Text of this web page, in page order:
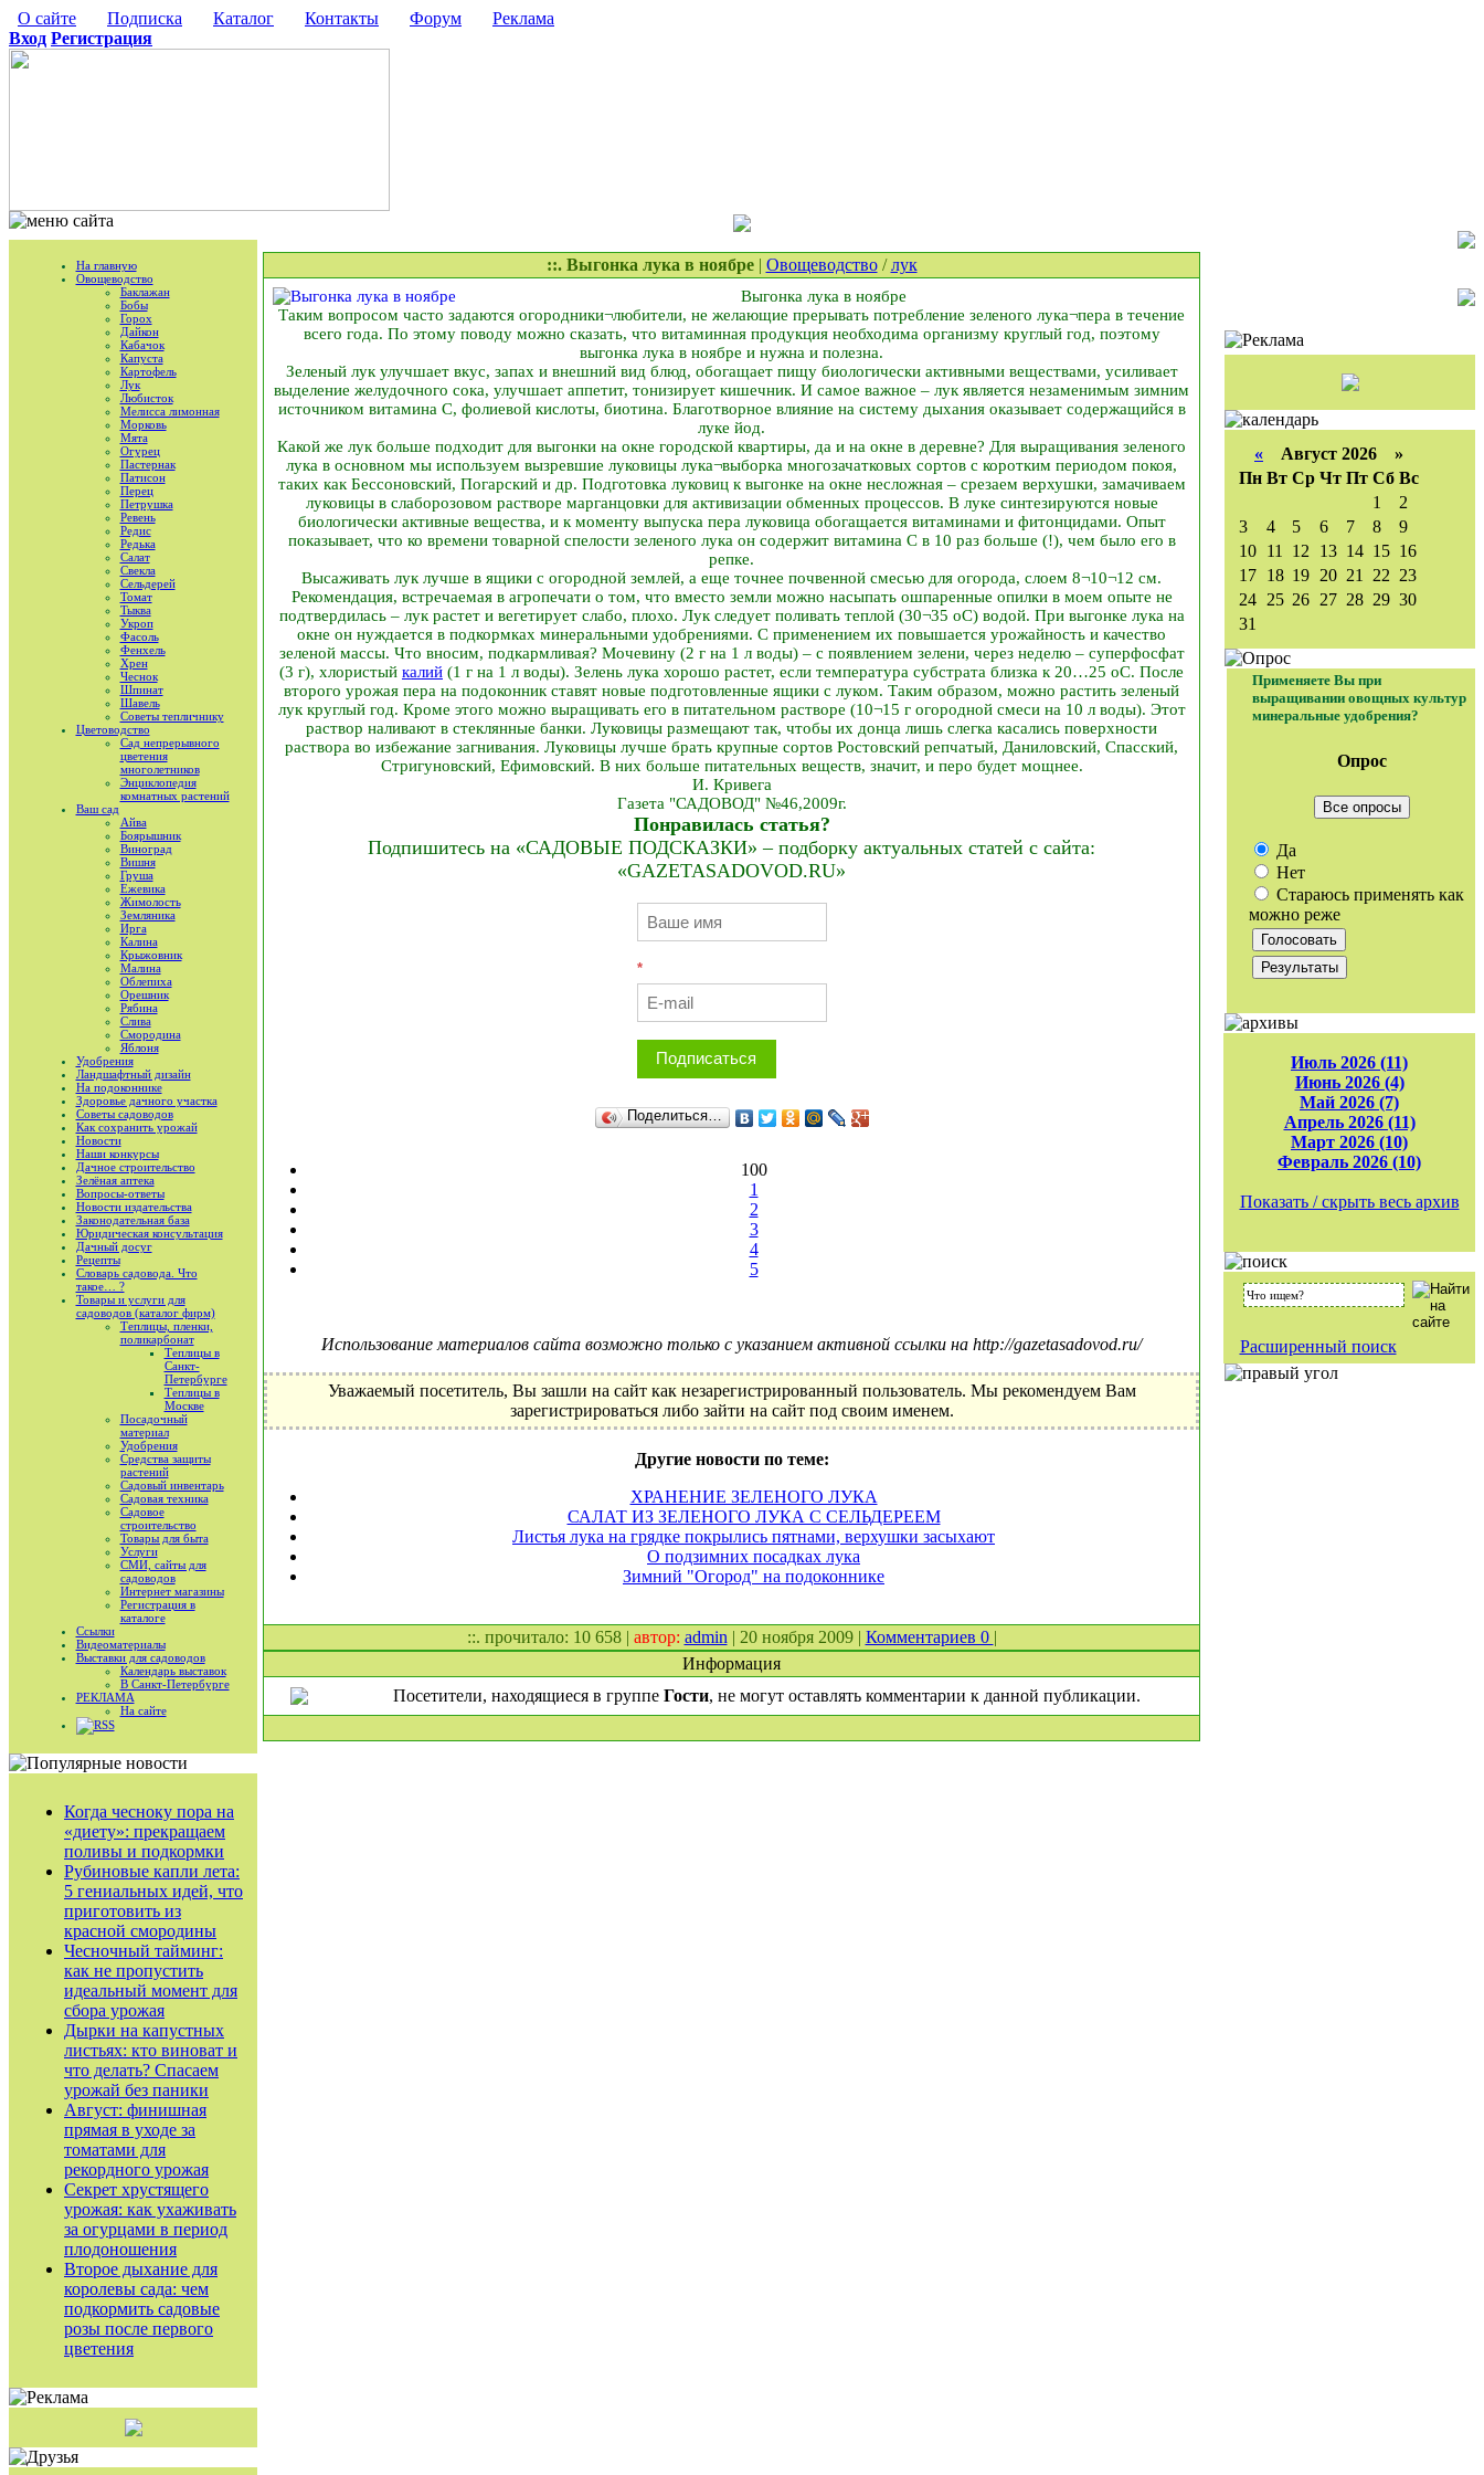
О сайте Подписка Каталог Контакты Форум
Реклама
Вход Регистрация
На главную
Овощеводство
Баклажан
Бобы
Горох
Дайкон
Кабачок
Капуста
Картофель
Лук
Любисток
Мелисса лимонная
Морковь
Мята
Огурец
Пастернак
Патисон
Перец
Петрушка
Ревень
Редис
Редька
Салат
Свекла
Сельдерей
Томат
Тыква
Укроп
Фасоль
Фенхель
Хрен
Чеснок
Шпинат
Шавель
Советы тепличнику
Цветоводство
Сад непрерывного
цветения
многолетников
Энциклопедия
комнатных растений
Ваш сад
Айва
Боярышник
Виноград
Вишня
Груша
Ежевика
Жимолость
Земляника
Ирга
Калина
Крыжовник
Малина
Облепиха
Орешник
Рябина
Слива
Смородина
Яблоня
Удобрения
Ландшафтный дизайн
На подоконнике
Здоровье дачного участка
Советы садоводов
Как сохранить урожай
Новости
Наши конкурсы
Дачное строительство
Зелёная аптека
Вопросы-ответы
Новости издательства
Законодательная база
Юридическая консультация
Дачный досуг
Рецепты
Словарь садовода. Что
такое… ?
Товары и услуги для
садоводов (каталог фирм)
Теплицы, пленки,
поликарбонат
Теплицы в
Санкт-
Петербурге
Теплицы в
Москве
Посадочный
материал
Удобрения
Средства защиты
растений
Садовый инвентарь
Садовая техника
Садовое
строительство
Товары для быта
Услуги
СМИ, сайты для
садоводов
Интернет магазины
Регистрация в
каталоге
Ссылки
Видеоматериалы
Выставки для садоводов
Календарь выставок
В Санкт-Петербурге
РЕКЛАМА
На сайте
RSS
Когда чесноку пора на
«диету»: прекращаем
поливы и подкормки
Рубиновые капли лета:
5 гениальных идей, что
приготовить из
красной смородины
Чесночный тайминг:
как не пропустить
идеальный момент для
сбора урожая
Дырки на капустных
листьях: кто виноват и
что делать? Спасаем
урожай без паники
Август: финишная
прямая в уходе за
томатами для
рекордного урожая
Секрет хрустящего
урожая: как ухаживать
за огурцами в период
плодоношения
Второе дыхание для
королевы сада: чем
подкормить садовые
розы после первого
цветения
::. Выгонка лука в ноябре| Овощеводство/лук
Выгонка лука в ноябре
Таким вопросом часто задаются огородники¬любители, не желающие прерывать потребление зеленого лука¬пера в течение
всего года. По этому поводу можно сказать, что витаминная продукция необходима организму круглый год, поэтому
выгонка лука в ноябре и нужна и полезна.
Зеленый лук улучшает вкус, запах и внешний вид блюд, обогащает пищу биологически активными веществами, усиливает
выделение желудочного сока, улучшает аппетит, тонизирует кишечник. И самое важное – лук является незаменимым зимним
источником витамина С, фолиевой кислоты, биотина. Благотворное влияние на систему дыхания оказывает содержащийся в
луке йод.
Какой же лук больше подходит для выгонки на окне городской квартиры, да и на окне в деревне? Для выращивания зеленого
лука в основном мы используем вызревшие луковицы лука¬выборка многозачатковых сортов с коротким периодом покоя,
таких как Бессоновский, Погарский и др. Подготовка луковиц к выгонке на окне несложная – срезаем верхушки, замачиваем
луковицы в слабо­розовом растворе марганцовки для активизации обменных процессов. В луке синтезируются новые
биологически активные вещества, и к моменту выпуска пера луковица обогащается витаминами и фитонцидами. Опыт
показывает, что ко времени товарной спелости зеленого лука он содержит витамина С в 10 раз больше (!), чем было его в
репке.
Высаживать лук лучше в ящики с огородной землей, а еще точнее почвенной смесью для огорода, слоем 8¬10¬12 см.
Рекомендация, встречаемая в агропечати о том, что вместо земли можно насыпать ошпаренные опилки в моем опыте не
подтвердилась – лук растет и вегетирует слабо, плохо. Лук следует поливать теплой (30¬35 оС) водой. При выгонке лука на
окне он нуждается в подкормках минеральными удобрениями. С применением их повышается урожайность и качество
зеленой массы. Что вносим, подкармливая? Мочевину (2 г на 1 л воды) – с появлением зелени, через неделю – суперфосфат
(3 г), хлористый калий (1 г на 1 л воды). Зелень лука хорошо растет, если температура субстрата близка к 20…25 оС. После
второго урожая пера на подоконник ставят новые подготовленные ящики с луком. Таким образом, можно растить зеленый
лук круглый год. Кроме этого можно выращивать его в питательном растворе (10¬15 г огородной смеси на 10 л воды). Этот
раствор наливают в стеклянные банки. Луковицы размещают так, чтобы их донца лишь слегка касались поверхности
раствора во избежание загнивания. Луковицы лучше брать крупные сортов Ростовский репчатый, Даниловский, Спасский,
Стригуновский, Ефимовский. В них больше питательных веществ, значит, и перо будет мощнее.
И. Кривега
Газета "САДОВОД" №46,2009г.
Понравилась статья?
Подпишитесь на «САДОВЫЕ ПОДСКАЗКИ» – подборку актуальных статей с сайта:
«GAZETASADOVOD.RU»
*
Подписаться
Поделиться…
100
1
2
3
4
5
Использование материалов сайта возможно только с указанием активной ссылки на http://gazetasadovod.ru/
Уважаемый посетитель, Вы зашли на сайт как незарегистрированный пользователь. Мы рекомендуем Вам
зарегистрироваться либо зайти на сайт под своим именем.
Другие новости по теме:
ХРАНЕНИЕ ЗЕЛЕНОГО ЛУКА
САЛАТ ИЗ ЗЕЛЕНОГО ЛУКА С СЕЛЬДЕРЕЕМ
Листья лука на грядке покрылись пятнами, верхушки засыхают
О подзимних посадках лука
Зимний "Огород" на подоконнике
::. прочитало: 10 658 | автор: admin | 20 ноября 2009 | Комментариев 0 |
Информация
Посетители, находящиеся в группе Гости, не могут оставлять комментарии к данной публикации.
« Август 2026 »
Пн Вт Ср Чт Пт Сб Вс
1
2
3
4 5 6 7 8
9
10 11 12 13 14 15 16
17 18 19 20 21 22 23
24 25 26 27 28 29 30
31
Применяете Вы при
выращивании овощных культур
минеральные удобрения?
Опрос
Все опросы
Да
Нет
Стараюсь применять как
можно реже
Июль 2026 (11)
Июнь 2026 (4)
Май 2026 (7)
Апрель 2026 (11)
Март 2026 (10)
Февраль 2026 (10)
Показать / скрыть весь архив
Расширенный поиск